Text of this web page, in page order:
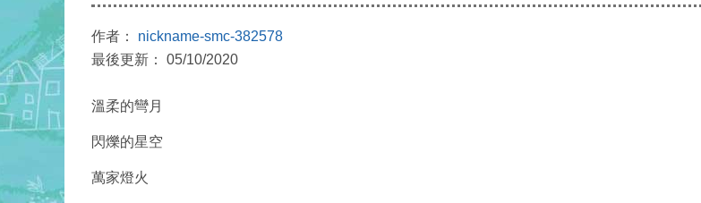
作者： nickname-smc-382578
最後更新： 05/10/2020
溫柔的彎月
閃爍的星空
萬家燈火